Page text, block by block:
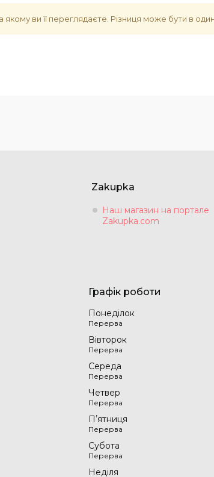
ви її переглядаєте. Різниця може бути в
Zakupka
Наш магазин на портале
Zakupka.com
Графік роботи
Понеділок
Вівторок
Середа
Четвер
Пʼятниця
Субота
Неділя